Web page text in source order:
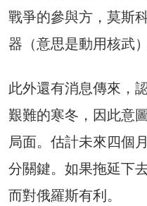
戰爭的參與方，莫斯
器（意思是動用核武）
此外還有消息傳來，
艱難的寒冬，因此意
局面。估計未來四個
分關鍵。如果拖延下
而對俄羅斯有利。